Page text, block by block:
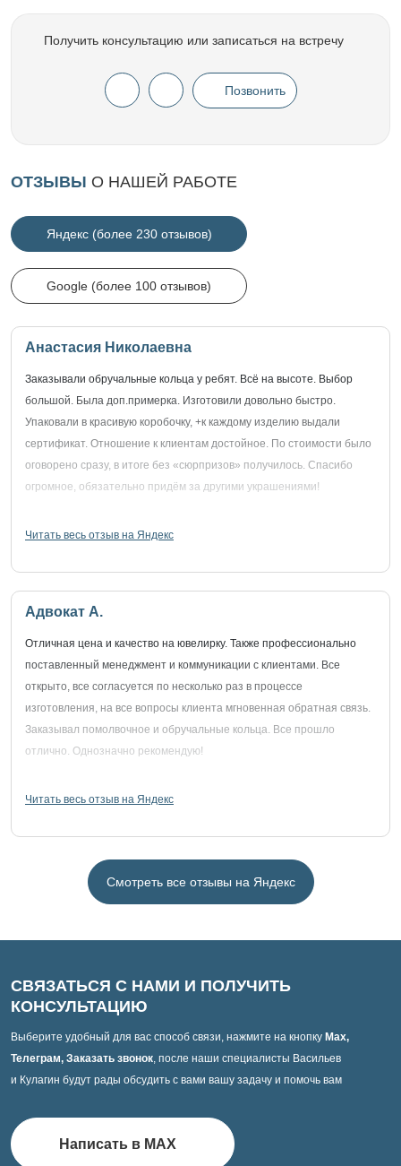
Получить консультацию или записаться на встречу
Позвонить
ОТЗЫВЫ О НАШЕЙ РАБОТЕ
Яндекс (более 230 отзывов)
Google (более 100 отзывов)
Анастасия Николаевна
Заказывали обручальные кольца у ребят. Всё на высоте. Выбор
большой. Была доп.примерка. Изготовили довольно быстро.
Упаковали в красивую коробочку, +к каждому изделию выдали
сертификат. Отношение к клиентам достойное. По стоимости было
оговорено сразу, в итоге без «сюрпризов» получилось. Спасибо
огромное, обязательно придём за другими украшениями!
Читать весь отзыв на Яндекс
Адвокат А.
Отличная цена и качество на ювелирку. Также профессионально
поставленный менеджмент и коммуникации с клиентами. Все
открыто, все согласуется по несколько раз в процессе
изготовления, на все вопросы клиента мгновенная обратная связь.
Заказывал помолвочное и обручальные кольца. Все прошло
отлично. Однозначно рекомендую!
Читать весь отзыв на Яндекс
Смотреть все отзывы на Яндекс
СВЯЗАТЬСЯ С НАМИ И ПОЛУЧИТЬ
КОНСУЛЬТАЦИЮ
Выберите удобный для вас способ связи, нажмите на кнопку Max,
Телеграм, Заказать звонок, после наши специалисты Васильев
и Кулагин будут рады обсудить с вами вашу задачу и помочь вам
Написать в MAX